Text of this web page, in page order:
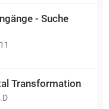
- Suche
Transformation